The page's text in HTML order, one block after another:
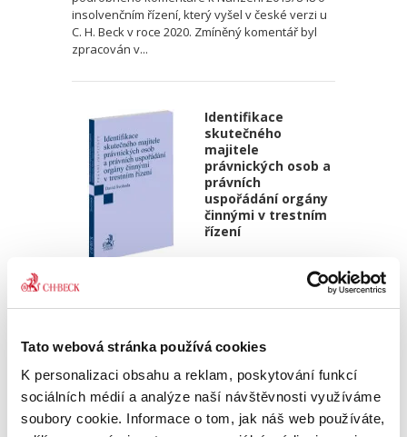
Tato webová stránka používá cookies
K personalizaci obsahu a reklam, poskytování funkcí
sociálních médií a analýze naší návštěvnosti využíváme
soubory cookie. Informace o tom, jak náš web používáte,
insolvenčním řízení, který vyšel v české verzi u
C. H. Beck v roce 2020. Zmíněný komentář byl
zpracován v...
Identifikace
skutečného
majitele
právnických osob a
právních
uspořádání orgány
činnými v trestním
řízení
David Svoboda
Kniha se věnuje tématu identifikace
skutečného majitele právnických osob a dalších
právních uspořádání – zejména svěřenských
fondů z pohledu orgánů činných v trestním
řízení. Přestože je...